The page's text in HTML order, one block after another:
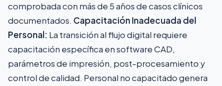
comprobada con más de 5 años de casos clínicos
documentados. Capacitación Inadecuada del
Personal: La transición al flujo digital requiere
capacitación específica en software CAD,
parámetros de impresión, post-procesamiento y
control de calidad. Personal no capacitado genera